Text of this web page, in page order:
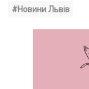
#Новини Львів